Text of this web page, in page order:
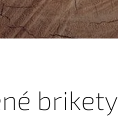
brikety